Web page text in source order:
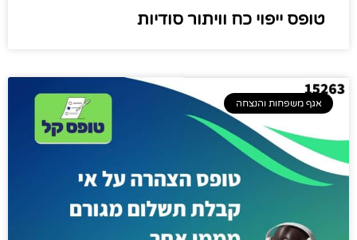
טופס ייפוי כח וויתור סודיות
אגף משפחות והנצחה